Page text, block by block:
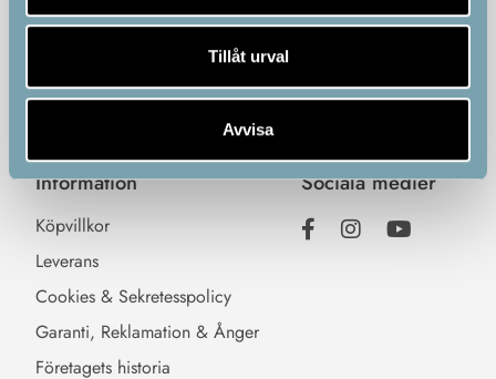
Tillåt urval
Avvisa
Vanliga frågor & svar
Vibrationsträning
IR-produkter
Information
Köpvillkor
Leverans
Cookies & Sekretesspolicy
Garanti, Reklamation & Ånger
Företagets historia
Sociala medier